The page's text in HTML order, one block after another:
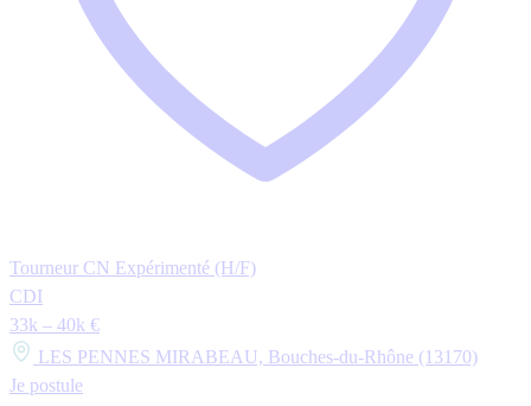
Tourneur CN Expérimenté (H/F)
CDI
33k – 40k €
LES PENNES MIRABEAU, Bouches-du-Rhône (13170)
Je postule